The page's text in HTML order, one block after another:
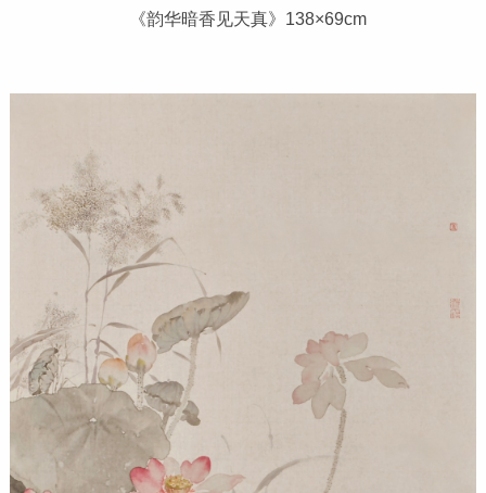
《韵华暗香见天真》138×69cm